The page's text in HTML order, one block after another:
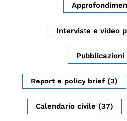
Osservatori di ricerca
Progetti Nazionali
Progetti Internazionali
Pubblicazioni
Storie di Resistenza,
Calendario civile
Interviste e video
Pubblicazioni
Report e policy brief (3)
Calendario civile (37)